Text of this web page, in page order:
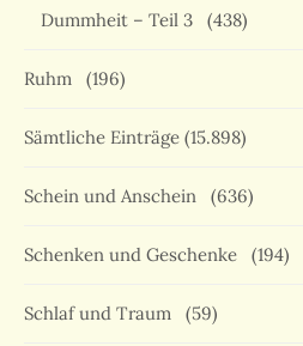
Dummheit – Teil 3 (438)
Ruhm (196)
Sämtliche Einträge (15.898)
Schein und Anschein (636)
Schenken und Geschenke (194)
Schlaf und Traum (59)